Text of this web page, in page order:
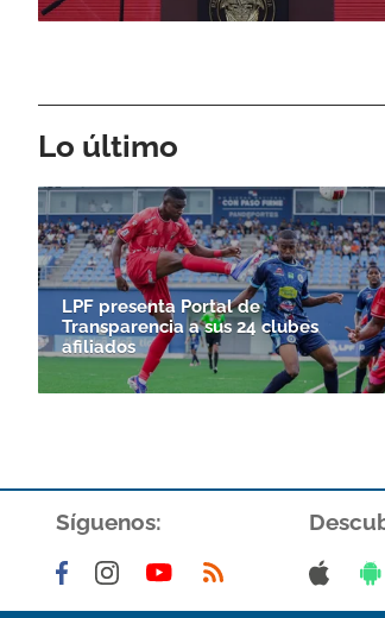
Lo último
LPF presenta Portal de
Transparencia a sus 24 clubes
afiliados
Síguenos: